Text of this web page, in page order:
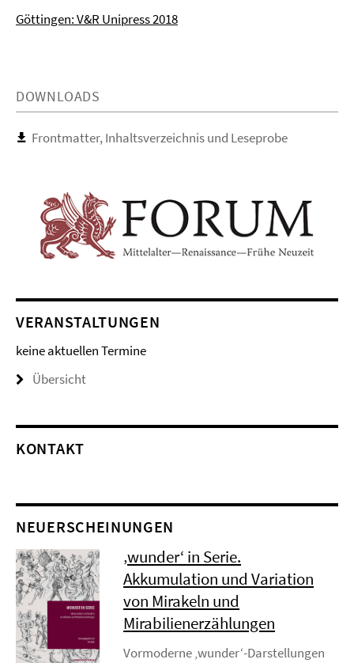
Göttingen: V&R Unipress 2018
DOWNLOADS
Frontmatter, Inhaltsverzeichnis und Leseprobe
VERANSTALTUNGEN
keine aktuellen Termine
Übersicht
KONTAKT
NEUERSCHEINUNGEN
‚wunder‘ in Serie.
Akkumulation und Variation
von Mirakeln und
Mirabilienerzählungen
Vormoderne ‚wunder‘-Darstellungen